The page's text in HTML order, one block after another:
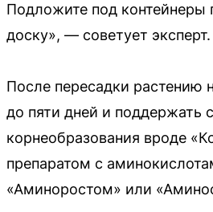
Подложите под контейнеры
доску», — советует эксперт.
После пересадки растению
до пяти дней и поддержать
корнеобразования вроде
препаратом с
«Аминоростом» или